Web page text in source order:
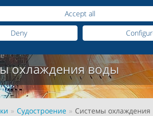
Подробнее Подробнее
200 000 вариантов для
химической продукции
Подробнее
охлаждения воды
Судостроение Системы охлаждения
Accept all
Deny